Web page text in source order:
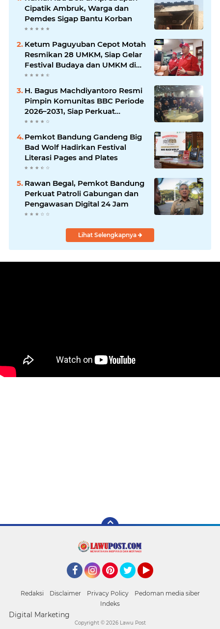
Cipatik Ambruk, Warga dan
Pemdes Sigap Bantu Korban
Ketum Paguyuban Cepot Motah
Resmikan 28 UMKM, Siap Gelar
Festival Budaya dan UMKM di
Jalan Braga
H. Bagus Machdiyantoro Resmi
Pimpin Komunitas BBC Periode
2026–2031, Siap Perkuat
Solidaritas dan Hadirkan
Masyarakat
Pemkot Bandung Gandeng Big
Bad Wolf Hadirkan Festival
Literasi Pages and Plates
Rawan Begal, Pemkot Bandung
Perkuat Patroli Gabungan dan
Pengawasan Digital 24 Jam
Lihat Selengkapnya
Redaksi Disclaimer Privacy Policy
Pedoman media siber
Indeks
Digital Marketing
Copyright © 2026 Lawu Post